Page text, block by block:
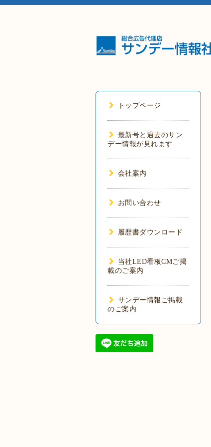
トップページ
最新号と過去のサン
デー情報が見れます
会社案内
お問い合わせ
履歴書ダウンロード
当社LED看板CMご掲
載のご案内
サンデー情報ご掲載
のご案内